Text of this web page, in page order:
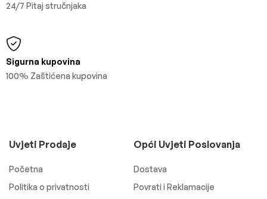
24/7 Pitaj stručnjaka
Sigurna kupovina
100% Zaštićena kupovina
Uvjeti Prodaje
Početna
Politika o privatnosti
Opći Uvjeti Poslovanja
Dostava
Povrati i Reklamacije